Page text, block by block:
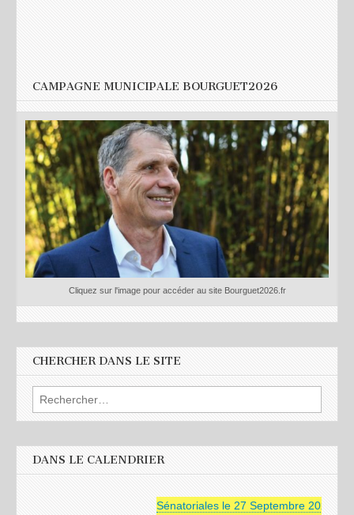
CAMPAGNE MUNICIPALE BOURGUET2026
Cliquez sur l'image pour accéder au site Bourguet2026.fr
CHERCHER DANS LE SITE
Rechercher :
DANS LE CALENDRIER
Sénatoriales le 27 Septembre 2026